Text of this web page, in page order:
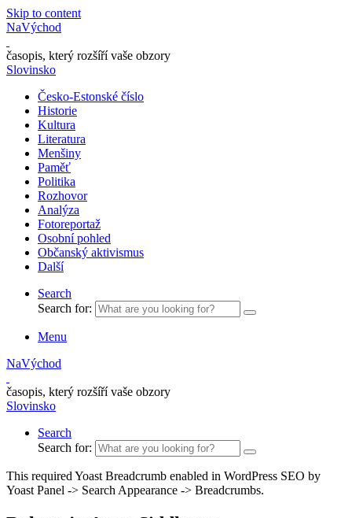
Skip to content
NaVýchod
časopis, který rozšíří vaše obzory
Slovinsko
Česko-Estonské číslo
Historie
Kultura
Literatura
Menšiny
Paměť
Politika
Rozhovor
Analýza
Fotoreportaž
Osobní pohled
Občanský aktivismus
Další
Search
Search for:
Menu
NaVýchod
časopis, který rozšíří vaše obzory
Slovinsko
Search
Search for:
This required Yoast Breadcrumb enabled in WordPress SEO by
Yoast Panel -> Search Appearance -> Breadcrumbs.